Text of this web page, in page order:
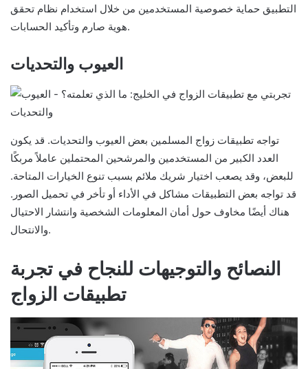
التطبيق حماية خصوصية المستخدمين من خلال استخدام نظام تحقق
هوية صارم وتأكيد الحسابات.
العيوب والتحديات
تواجه تطبيقات زواج المسلمين بعض العيوب والتحديات. قد يكون
العدد الكبير من المستخدمين والمرشحين المحتملين عاملاً مربكًا
للبعض، وقد يصعب اختيار شريك ملائم بسبب تنوع الخيارات المتاحة.
قد تواجه بعض التطبيقات مشاكل في الأداء أو تأخر في تحميل الصور.
هناك أيضًا مخاوف حول أمان المعلومات الشخصية وانتشار الاحتيال
والانتحال.
النصائح والتوجيهات للنجاح في تجربة
تطبيقات الزواج